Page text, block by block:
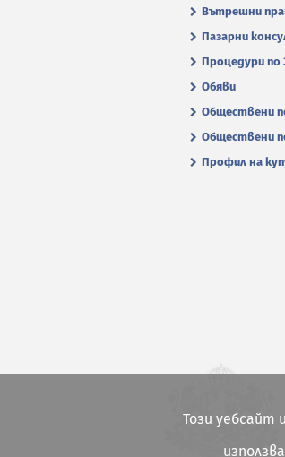
Вътрешни
Пазарни
Процедури по
Обяви
Обществени
Обществени
Профил на
Този уебсайт